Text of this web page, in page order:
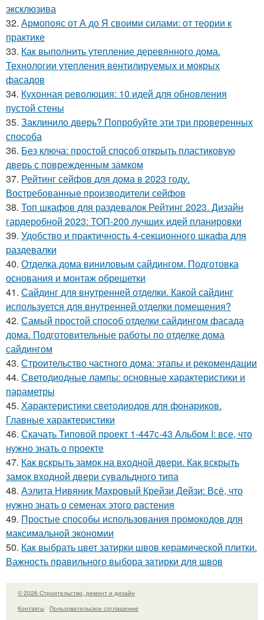
эксклюзива
32. Армопояс от А до Я своими силами: от теории к
практике
33. Как выполнить утепление деревянного дома.
Технологии утепления вентилируемых и мокрых
фасадов
34. Кухонная революция: 10 идей для обновления
пустой стены
35. Заклинило дверь? Попробуйте эти три проверенных
способа
36. Без ключа: простой способ открыть пластиковую
дверь с поврежденным замком
37. Рейтинг сейфов для дома в 2023 году.
Востребованные производители сейфов
38. Топ шкафов для раздевалок Рейтинг 2023. Дизайн
гардеробной 2023: ТОП-200 лучших идей планировки
39. Удобство и практичность 4-секционного шкафа для
раздевалки
40. Отделка дома виниловым сайдингом. Подготовка
основания и монтаж обрешетки
41. Сайдинг для внутренней отделки. Какой сайдинг
используется для внутренней отделки помещения?
42. Самый простой способ отделки сайдингом фасада
дома. Подготовительные работы по отделке дома
сайдингом
43. Строительство частного дома: этапы и рекомендации
44. Светодиодные лампы: основные характеристики и
параметры
45. Характеристики светодиодов для фонариков.
Главные характеристики
46. Скачать Типовой проект 1-447с-43 Альбом I: все, что
нужно знать о проекте
47. Как вскрыть замок на входной двери. Как вскрыть
замок входной двери сувальдного типа
48. Аэлита Нивяник Махровый Крейзи Дейзи: Всё, что
нужно знать о семенах этого растения
49. Простые способы использования промокодов для
максимальной экономии
50. Как выбрать цвет затирки швов керамической плитки.
Важность правильного выбора затирки для швов
© 2026 Строительство, ремонт и дизайн
Контакты
Пользовательское соглашение